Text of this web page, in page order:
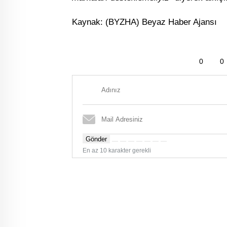
Kaynak: (BYZHA) Beyaz Haber Ajansı
0 0
Gönder
En az 10 karakter gerekli